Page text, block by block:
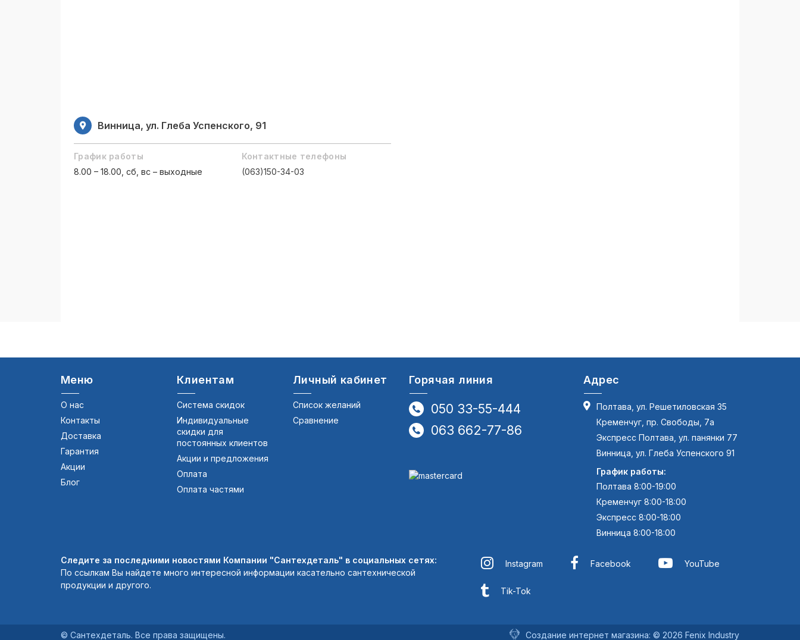
Винница, ул. Глеба Успенского, 91
График работы
8.00 – 18.00, сб, вс – выходные
Контактные телефоны
(063)150-34-03
Меню
О нас
Контакты
Доставка
Гарантия
Акции
Блог
Клиентам
Система скидок
Индивидуальные
скидки для
постоянных клиентов
Акции и предложения
Оплата
Оплата частями
Личный кабинет
Список желаний
Сравнение
Горячая линия
050 33-55-444
063 662-77-86
Адрес
Полтава, ул. Решетиловская 35
Кременчуг, пр. Свободы, 7а
Экспресс Полтава, ул. панянки 77
Винница, ул. Глеба Успенского 91
График работы:
Полтава 8:00-19:00
Кременчуг 8:00-18:00
Экспресс 8:00-18:00
Винница 8:00-18:00
Следите за последними новостями Компании "Сантехдеталь" в социальных сетях:
По ссылкам Вы найдете много интересной информации касательно сантехнической
продукции и другого.
Instagram Facebook YouTube
Tik-Tok
© Сантехдеталь. Все права защищены. Создание интернет магазина: © 2026 Fenix Industry